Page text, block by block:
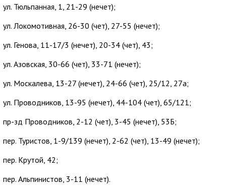
ул. Тюльпанная, 1, 21-29 (нечет);
ул. Локомотивная, 26-30 (чет), 27-55 (нечет);
ул. Генова, 11-17/3 (нечет), 20-34 (чет), 43;
ул. Азовская, 30-66 (чет), 33-71 (нечет);
ул. Москалева, 13-27 (нечет), 24-66 (чет), 25/12, 27а;
ул. Проводников, 13-95 (нечет), 44-104 (чет), 65/121;
пр-зд Проводников, 2-12 (чет), 3-45 (нечет), 53Б;
пер. Туристов, 1-9/139 (нечет), 2-62 (чет), 13-49 (нечет);
пер. Крутой, 42;
пер. Альпинистов, 3-11 (нечет).